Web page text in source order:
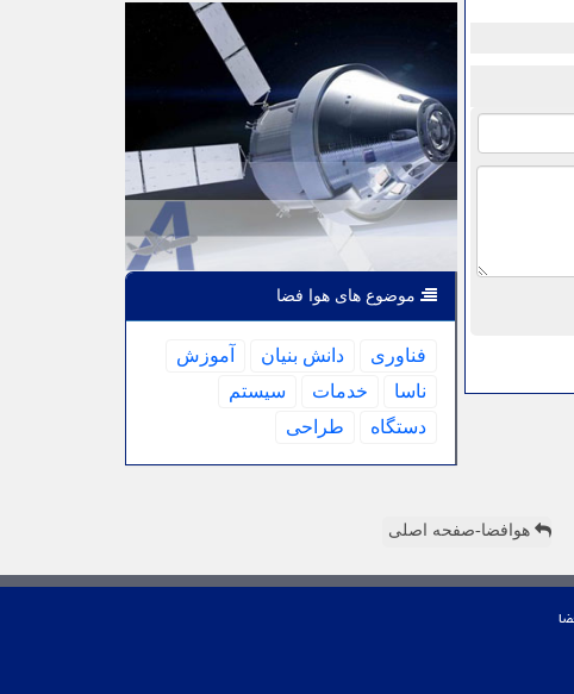
موضوع های هوا فضا
فناوری دانش بنیان
آموزش
ناسا
خدمات
سیستم
دستگاه
طراحی
هوافضا-صفحه اصلی